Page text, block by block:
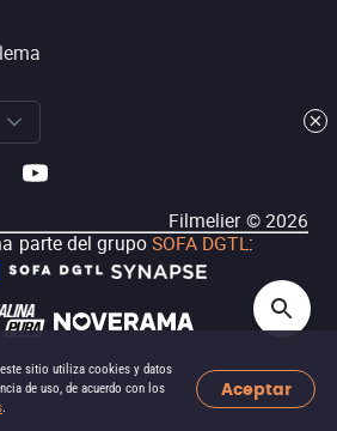
sitio utiliza cookies y datos
de uso, de acuerdo con los
.
Aceptar
Filmelier ©2026
parte del grupoSOFA DGTL: